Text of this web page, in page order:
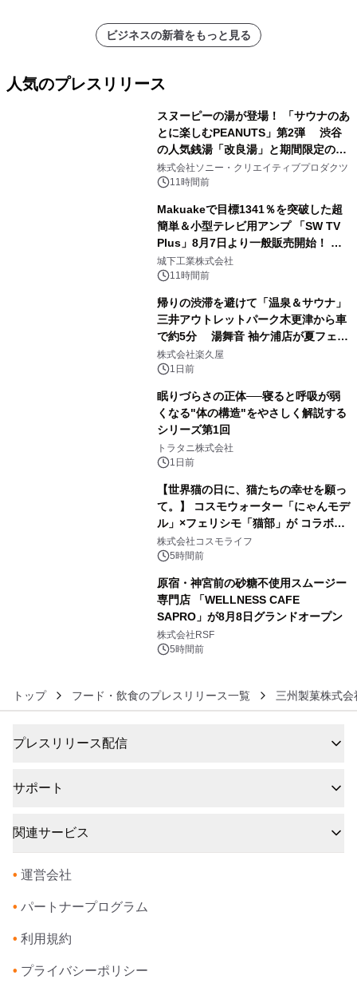
ビジネスの新着をもっと見る
人気のプレスリリース
スヌーピーの湯が登場！ 「サウナのあ
とに楽しむPEANUTS」第2弾 渋谷
の人気銭湯「改良湯」と期間限定のコ
ラボレーション サウナイキタイコラ
ボグッズも発売決定！
株式会社ソニー・クリエイティブプロダクツ
11時間前
Makuakeで目標1341％を突破した超
簡単＆小型テレビ用アンプ 「SW TV
Plus」8月7日より一般販売開始！ ケ
ーブル1本つなぐだけ、テレビの音が
ぐっと豊かに
城下工業株式会社
11時間前
帰りの渋滞を避けて「温泉＆サウナ」
三井アウトレットパーク木更津から車
で約5分 湯舞音 袖ケ浦店が夏フェア
メニューを提供
株式会社楽久屋
1日前
眠りづらさの正体──寝ると呼吸が弱
くなる"体の構造"をやさしく解説する
シリーズ第1回
トラタニ株式会社
1日前
【世界猫の日に、猫たちの幸せを願っ
て。】 コスモウォーター「にゃんモデ
ル」×フェリシモ「猫部」が コラボキ
ャンペーンを実施
株式会社コスモライフ
5時間前
原宿・神宮前の砂糖不使用スムージー
専門店 「WELLNESS CAFE
SAPRO」が8月8日グランドオープン
株式会社RSF
5時間前
トップ フード・飲食のプレスリリース一覧 三州製菓株式会
プレスリリース配信
サポート
関連サービス
• 運営会社
• パートナープログラム
• 利用規約
• プライバシーポリシー